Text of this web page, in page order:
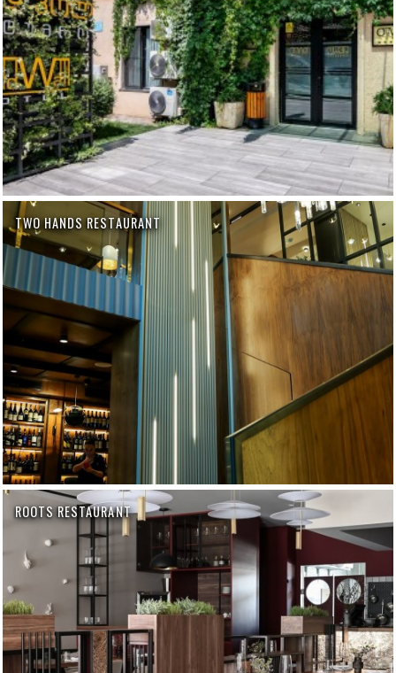
TWO HANDS RESTAURANT
ROOTS RESTAURANT